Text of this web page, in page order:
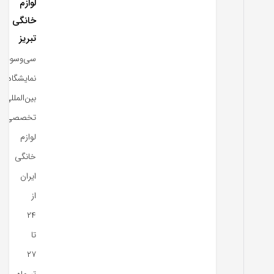
خانگی
تبریز
نمایشگاه
بین‌المللی
تخصصی
لوازم
خانگی
ایران
از
۲۴
تا
۲۷